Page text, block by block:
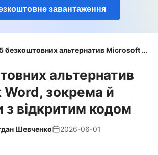
завантаження
5 безкоштовних альтернатив Microsoft Word, зокрема й програми з відкритим кодом
альтернатив
зокрема й
з відкритим кодом
Шевченко
2026-06-01